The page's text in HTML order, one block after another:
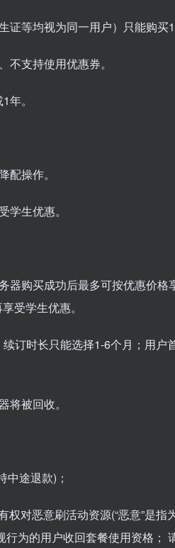
等均视为同一用户）只能购买1
不支持使用优惠券。
。
配操作。
学生优惠。
器购买成功后最多可按优惠价
受学生优惠。
订时长只能选择1-6个月；用
将被回收。
途退款)；
对恶意刷活动资源(“恶意”是
为的用户收回套餐使用资格；